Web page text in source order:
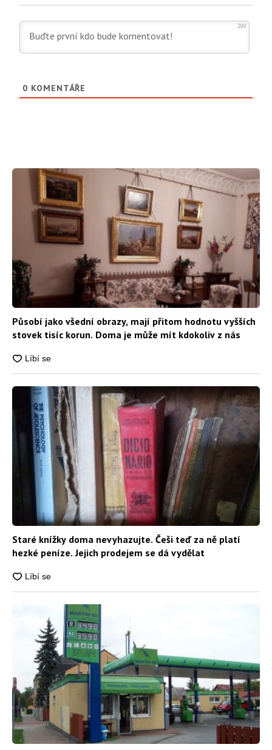
200
0 KOMENTÁŘE
Působí jako všední obrazy, mají přitom hodnotu vyšších
stovek tisíc korun. Doma je může mít kdokoliv z nás
Staré knížky doma nevyhazujte. Češi teď za ně platí
hezké peníze. Jejich prodejem se dá vydělat